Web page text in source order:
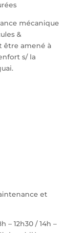
mécanique
&
être amené à
s/ la
et
– 12h30 / 14h –